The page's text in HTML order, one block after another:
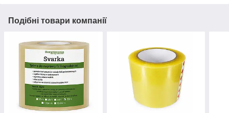
Подібні товари компанії